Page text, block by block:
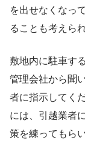
を出せなくなっ
ることも考えら
敷地内に駐車す
管理会社から聞
者に指示してく
には、引越業者
策を練ってもら